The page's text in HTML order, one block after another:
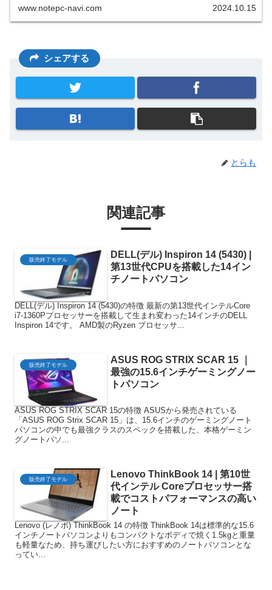
www.notepc-navi.com 2024.10.15
シェアする
とらも
関連記事
販売終了モデル
DELL(デル) Inspiron 14 (5430) |
第13世代CPUを搭載した14イン
チノートパソコン
DELL(デル) Inspiron 14 (5430)の特徴 最新の第13世代インテルCore
i7-1360Pプロセッサーを搭載して生まれ変わった14インチのDELL
Inspiron 14です。 AMD製のRyzen プロセッサ...
販売終了モデル
ASUS ROG STRIX SCAR 15 ｜
最強の15.6インチゲーミングノー
トパソコン
ASUS ROG STRIX SCAR 15の特徴 ASUSから発売されている
「ASUS ROG Strix SCAR 15」は、15.6インチのゲーミングノート
パソコンの中でも最強クラスのスペックを搭載した、本格ゲーミン
グノートパソ...
販売終了モデル
Lenovo ThinkBook 14 | 第10世
代インテル Coreプロセッサー搭
載でコストパフォーマンスの高い
ノート
Lenovo (レノボ) ThinkBook 14 の特徴 ThinkBook 14は標準的な15.6
インチノートパソコンよりもコンパクトなボディで焼く1.5kgと重量
も軽量なため、持ち運びしたい方におすすめのノートパソコンとな
ってい...